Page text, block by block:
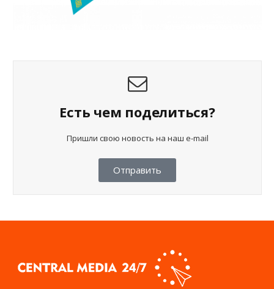
Есть чем поделиться?
Пришли свою новость на наш e-mail
Отправить